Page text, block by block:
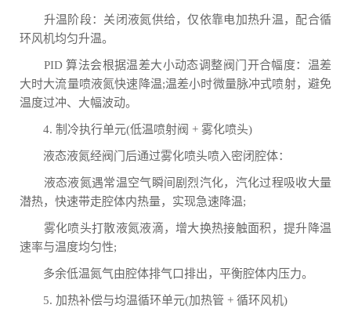
升温阶段：关闭液氮供给，仅依靠电加热升温，配合循
环风机均匀升温。
PID 算法会根据温差大小动态调整阀门开合幅度：温差
大时大流量喷液氮快速降温;温差小时微量脉冲式喷射，避免
温度过冲、大幅波动。
4. 制冷执行单元(低温喷射阀 + 雾化喷头)
液态液氮经阀门后通过雾化喷头喷入密闭腔体：
液态液氮遇常温空气瞬间剧烈汽化，汽化过程吸收大量
潜热，快速带走腔体内热量，实现急速降温;
雾化喷头打散液氮液滴，增大换热接触面积，提升降温
速率与温度均匀性;
多余低温氮气由腔体排气口排出，平衡腔体内压力。
5. 加热补偿与均温循环单元(加热管 + 循环风机)